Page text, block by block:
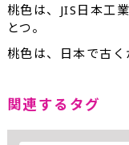
桃色は、JIS日本工
とつ。
桃色は、日本で古
関連するタグ